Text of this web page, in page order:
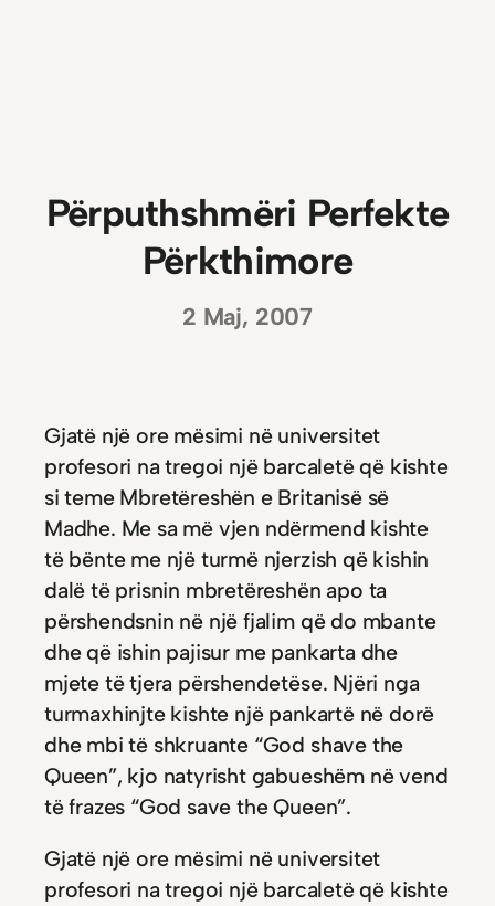
Përputhshmëri Perfekte
Përkthimore
2 Maj, 2007
Gjatë një ore mësimi në universitet
profesori na tregoi një barcaletë që kishte
si teme Mbretëreshën e Britanisë së
Madhe. Me sa më vjen ndërmend kishte
të bënte me një turmë njerzish që kishin
dalë të prisnin mbretëreshën apo ta
përshendsnin në një fjalim që do mbante
dhe që ishin pajisur me pankarta dhe
mjete të tjera përshendetëse. Njëri nga
turmaxhinjte kishte një pankartë në dorë
dhe mbi të shkruante “God shave the
Queen”, kjo natyrisht gabueshëm në vend
të frazes “God save the Queen”.
Gjatë një ore mësimi në universitet
profesori na tregoi një barcaletë që kishte